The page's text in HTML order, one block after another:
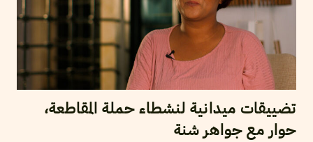
تضييقات ميدانية لنشطاء حملة المقاطعة،
حوار مع جواهر شنة